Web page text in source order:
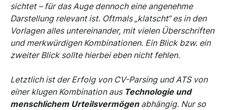
sichtet – für das Auge dennoch eine angenehme
Darstellung relevant ist. Oftmals „klatscht“ es in den
Vorlagen alles untereinander, mit vielen Überschriften
und merkwürdigen Kombinationen. Ein Blick bzw. ein
zweiter Blick sollte hierbei eben nicht fehlen.
Letztlich ist der Erfolg von CV-Parsing und ATS von
einer klugen Kombination aus Technologie und
menschlichem Urteilsvermögenabhängig. Nur so